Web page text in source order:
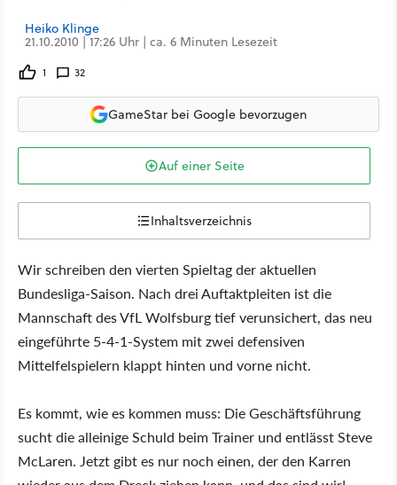
Heiko Klinge
21.10.2010 | 17:26 Uhr | ca. 6 Minuten Lesezeit
1 32
GameStar bei Google bevorzugen
Auf einer Seite
Inhaltsverzeichnis
Wir schreiben den vierten Spieltag der aktuellen
Bundesliga-Saison. Nach drei Auftaktpleiten ist die
Mannschaft des VfL Wolfsburg tief verunsichert, das neu
eingeführte 5-4-1-System mit zwei defensiven
Mittelfelspielern klappt hinten und vorne nicht.
Es kommt, wie es kommen muss: Die Geschäftsführung
sucht die alleinige Schuld beim Trainer und entlässt Steve
McLaren. Jetzt gibt es nur noch einen, der den Karren